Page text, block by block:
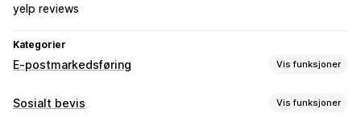
yelp reviews
Kategorier
E-postmarkedsføring Vis funksjoner
Kampanjetyper
Sosialt bevis Vis funksjoner